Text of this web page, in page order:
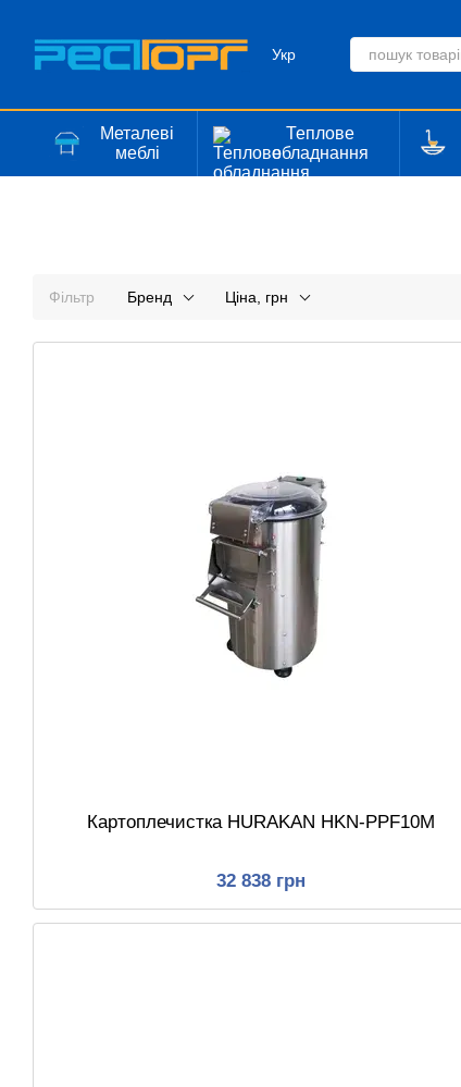
Укр
Металеві
меблі
Теплове
обладнання
Фільтр Бренд Ціна, грн
Картоплечистка HURAKAN HKN-PPF10M
32 838 грн